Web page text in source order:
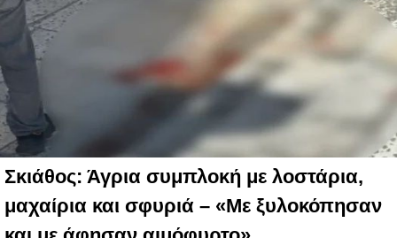
Σκιάθος: Άγρια συμπλοκή με λοστάρια,
μαχαίρια και σφυριά – «Με ξυλοκόπησαν